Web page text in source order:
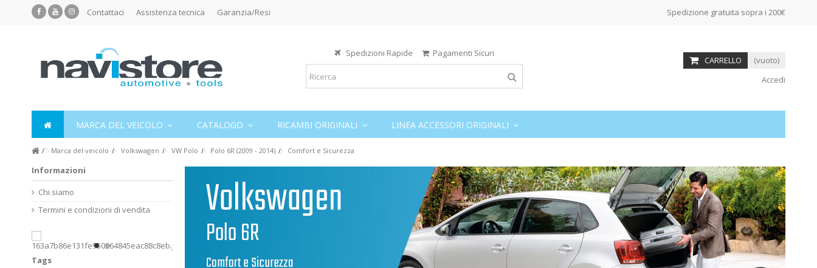
Contattaci Assistenza tecnica Garanzia/Resi Spedizione gratuita sopra i 200€
Spedizioni Rapide Pagamenti Sicuri
CARRELLO
(vuoto)
Accedi
MARCA DEL VEICOLO CATALOGO RICAMBI ORIGINALI LINEA ACCESSORI ORIGINALI
Marca del veicolo Volkswagen VW Polo Polo 6R (2009 - 2014) Comfort e Sicurezza
Informazioni
Chi siamo
Termini e condizioni di vendita
Tags